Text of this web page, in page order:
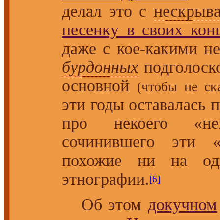
делал это с
песенку в своих
даже с кое-какими
бурдонных
основной (чтобы не
эти годы
про некоего
сочинившего эти
похожие ни на
этнографии.[6]
Об этом докучном